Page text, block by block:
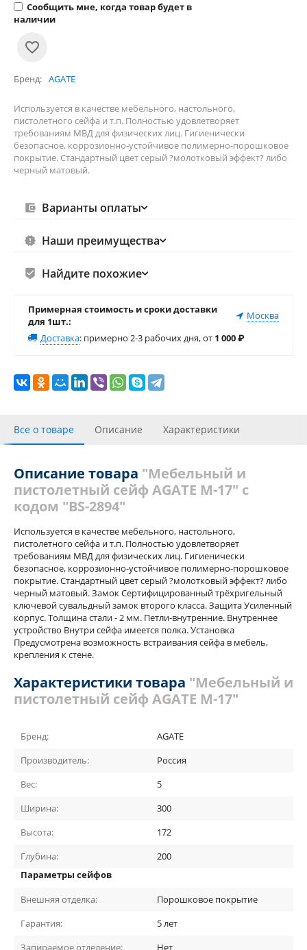
Сообщить мне, когда товар будет в
наличии
Бренд AGATE
Используется в качестве мебельного, настольного,
пистолетного сейфа и т.п. Полностью удовлетворяет
требованиям МВД для физических лиц. Гигиенически
безопасное, коррозионно-устойчивое полимерно-порошковое
покрытие. Стандартный цвет серый ?молотковый эффект? либо
черный матовый.
Варианты оплаты
Наши преимущества
Найдите похожие
Примерная стоимость и сроки доставки
для 1шт.:
Москва
Доставка: примерно 2-3 рабочих дня, от 1 000₽
Все о товаре Описание Характеристики
Описание товара "Мебельный и
пистолетный сейф AGATE М-17" с
кодом "BS-2894"
Используется в качестве мебельного, настольного,
пистолетного сейфа и т.п. Полностью удовлетворяет
требованиям МВД для физических лиц. Гигиенически
безопасное, коррозионно-устойчивое полимерно-порошковое
покрытие. Стандартный цвет серый ?молотковый эффект? либо
черный матовый. Замок Сертифицированный трёхригельный
ключевой сувальдный замок второго класса. Защита Усиленный
корпус. Толщина стали - 2 мм. Петли-внутренние. Внутреннее
устройство Внутри сейфа имеется полка. Установка
Предусмотрена возможность встраивания сейфа в мебель,
крепления к стене.
Характеристики товара "Мебельный и
пистолетный сейф AGATE М-17"
Бренд:
AGATE
Производитель:
Россия
Вес:
5
Ширина:
300
Высота:
172
Глубина:
200
Параметры сейфов
Внешняя отделка:
Порошковое покрытие
Гарантия:
5 лет
Запираемое отделение:
Нет